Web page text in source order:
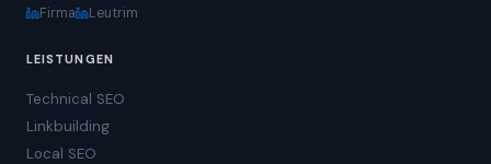
Firma Leutrim
LEISTUNGEN
Technical SEO
Linkbuilding
Local SEO